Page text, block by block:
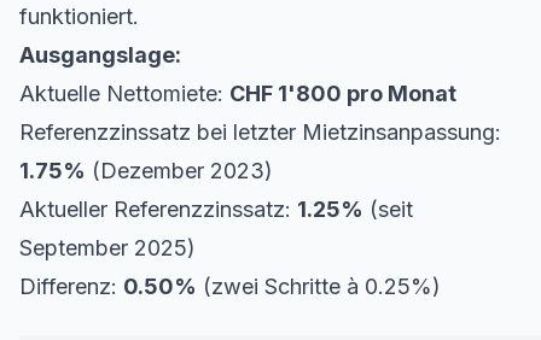
funktioniert.
Ausgangslage:
Aktuelle Nettomiete: CHF 1'800 pro Monat
Referenzzinssatz bei letzter Mietzinsanpassung:
1.75% (Dezember 2023)
Aktueller Referenzzinssatz: 1.25% (seit
September 2025)
Differenz: 0.50% (zwei Schritte à 0.25%)